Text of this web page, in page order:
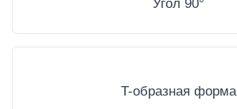
T-образная форма